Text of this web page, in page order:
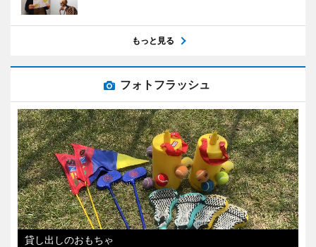
もっと見る
フォトフラッシュ
貸し出しのおもちゃ